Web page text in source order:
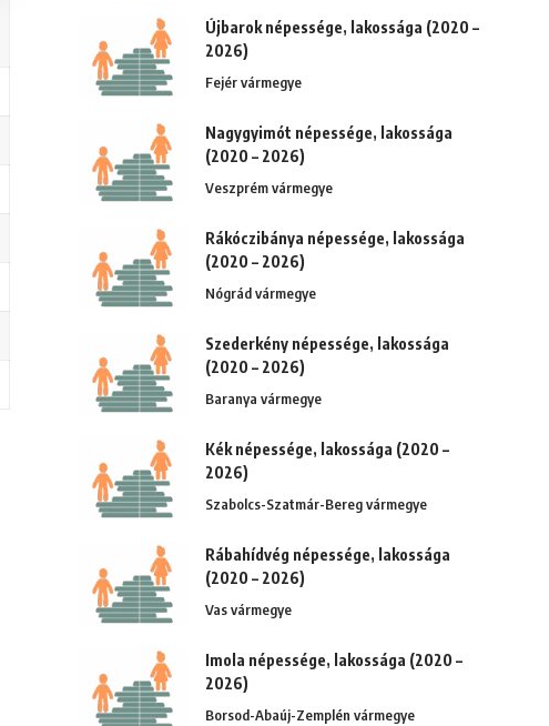
Újbarok népessége, lakossága (2020 –
2026)
Fejér vármegye
Nagygyimót népessége, lakossága
(2020 – 2026)
Veszprém vármegye
Rákóczibánya népessége, lakossága
(2020 – 2026)
Nógrád vármegye
Szederkény népessége, lakossága
(2020 – 2026)
Baranya vármegye
Kék népessége, lakossága (2020 –
2026)
Szabolcs-Szatmár-Bereg vármegye
Rábahídvég népessége, lakossága
(2020 – 2026)
Vas vármegye
Imola népessége, lakossága (2020 –
2026)
Borsod-Abaúj-Zemplén vármegye